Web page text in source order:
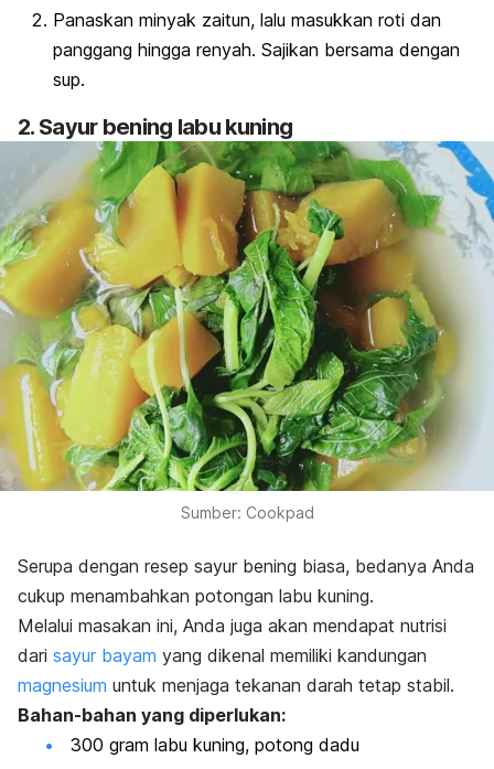
Panaskan minyak zaitun, lalu masukkan roti dan
panggang hingga renyah. Sajikan bersama dengan
sup.
2. Sayur bening labu kuning
Sumber: Cookpad
Serupa dengan resep sayur bening biasa, bedanya Anda
cukup menambahkan potongan labu kuning.
Melalui masakan ini, Anda juga akan mendapat nutrisi
dari sayur bayam yang dikenal memiliki kandungan
magnesium untuk menjaga tekanan darah tetap stabil.
Bahan-bahan yang diperlukan:
300 gram labu kuning, potong dadu